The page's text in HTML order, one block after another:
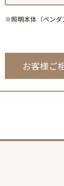
※照明本体（ペンダ
お客様ご